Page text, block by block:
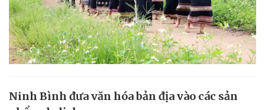
Ninh Bình đưa văn hóa bản địa vào các sản